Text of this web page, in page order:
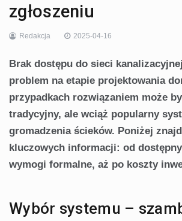
zgłoszeniu
Redakcja 2025-04-16
Brak dostępu do sieci
problem na etapie projektowania
przypadkach rozwiązaniem może
tradycyjny, ale wciąż popularny
gromadzenia ścieków. Poniżej
kluczowych informacji: od
wymogi formalne, aż po koszty
Wybór systemu –